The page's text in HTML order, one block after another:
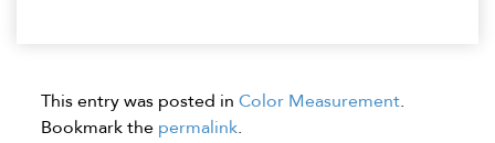
This entry was posted in Color Measurement.
Bookmark the permalink.